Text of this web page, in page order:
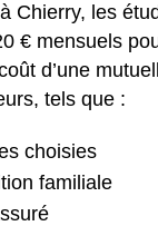
Chierry, les
€ mensuels
d’une
tels que :
choisies
familiale